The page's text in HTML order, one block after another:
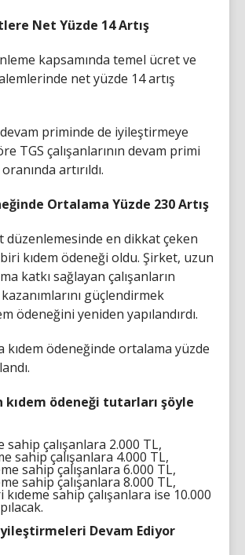
Net Yüzde 14 Artış
kapsamında temel ücret ve
net yüzde 14 artış
priminde de iyileştirmeye
TGS çalışanlarının devam primi
artırıldı.
Ortalama Yüzde 230 Artış
düzenlemesinde en dikkat çeken
kıdem ödeneği oldu. Şirket, uzun
katkı sağlayan çalışanların
kazanımlarını güçlendirmek
ödeneğini yeniden yapılandırdı.
kıdem ödeneğinde ortalama yüzde
kıdem ödeneği tutarları şöyle
sahip çalışanlara 2.000 TL,
sahip çalışanlara 4.000 TL,
sahip çalışanlara 6.000 TL,
sahip çalışanlara 8.000 TL,
kıdeme sahip çalışanlara ise 10.000
Devam Ediyor